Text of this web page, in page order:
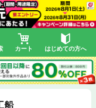
カート はじめての方へ
船